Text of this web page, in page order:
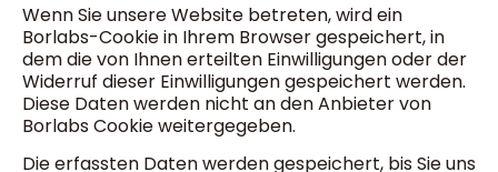
Wenn Sie unsere Website betreten, wird ein
Borlabs-Cookie in Ihrem Browser gespeichert, in
dem die von Ihnen erteilten Einwilligungen oder der
Widerruf dieser Einwilligungen gespeichert werden.
Diese Daten werden nicht an den Anbieter von
Borlabs Cookie weitergegeben.
Die erfassten Daten werden gespeichert, bis Sie uns